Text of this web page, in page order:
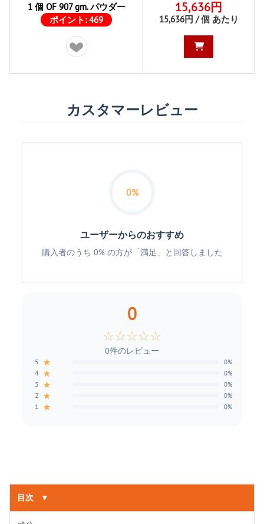
1 個 OF 907 gm. パウダー
ポイント:469
15,636円
15,636円 / 個 あたり
カスタマーレビュー
0%
ユーザーからのおすすめ
購入者のうち 0% の方が「満足」と回答しました
0
☆☆☆☆☆
0件のレビュー
5 ★ 0%
4 ★ 0%
3 ★ 0%
2 ★ 0%
1 ★ 0%
目次 ▼